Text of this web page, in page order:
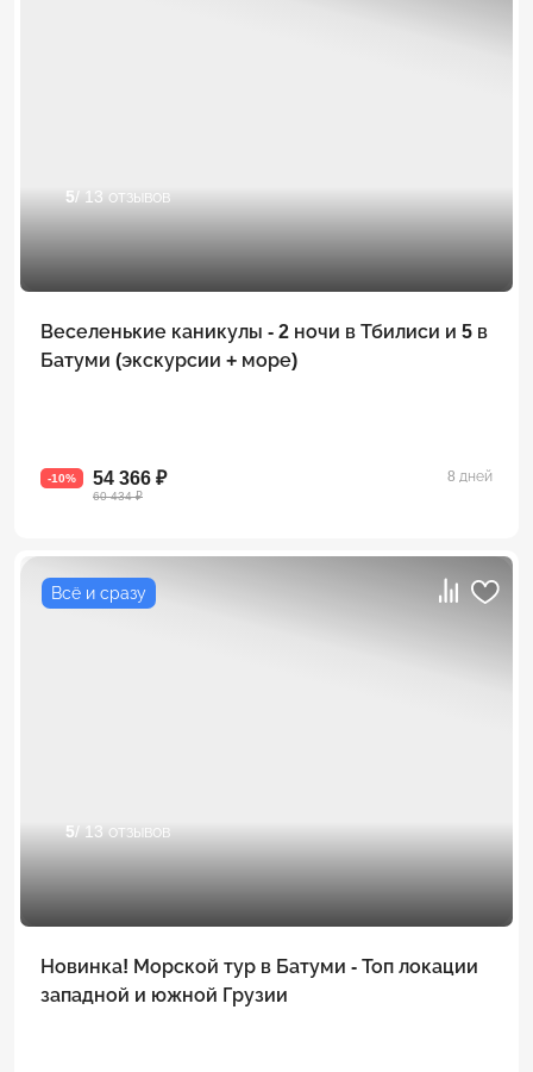
5/ 13 отзывов
Веселенькие каникулы - 2 ночи в Тбилиси и 5 в
Батуми (экскурсии + море)
-10% 54 366 ₽
60 434 ₽
8 дней
Всё и сразу
5/ 13 отзывов
Новинка! Морской тур в Батуми - Топ локации
западной и южной Грузии